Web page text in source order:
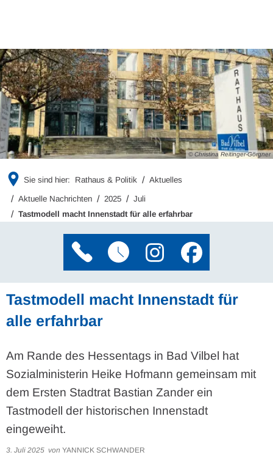
© Christina Reitinger-Görgner
Sie sind hier: Rathaus & Politik Aktuelles
Aktuelle Nachrichten 2025
Juli
Tastmodell macht Innenstadt für alle erfahrbar
Tastmodell macht Innenstadt für
alle erfahrbar
Am Rande des Hessentags in Bad Vilbel hat
Sozialministerin Heike Hofmann gemeinsam mit
dem Ersten Stadtrat Bastian Zander ein
Tastmodell der historischen Innenstadt
eingeweiht.
3. Juli 2025 von YANNICK SCHWANDER